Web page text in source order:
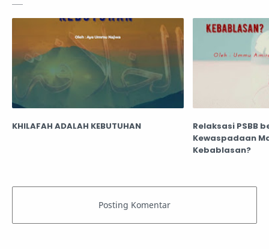
KHILAFAH ADALAH KEBUTUHAN
Relaksasi PSBB
Kewaspadaan
Kebablasan?